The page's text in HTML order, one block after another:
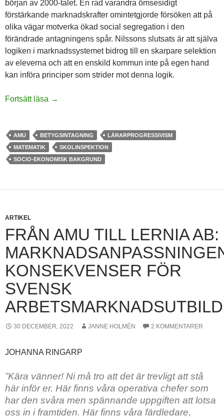
början av 2000-talet. En rad varandra ömsesidigt
förstärkande marknadskrafter omintetgjorde försöken att på
olika vägar motverka ökad social segregation i den
förändrade antagningens spår. Nilssons slutsats är att själva
logiken i marknadssystemet bidrog till en skarpare selektion
av eleverna och att en enskild kommun inte på egen hand
kan införa principer som strider mot denna logik.
Fortsätt läsa Inledning
→
AMU BETYGSINTAGNING
LÄRARPROGRESSIVISM
MATEMATIK
SKOLINSPEKTION
SOCIO-EKONOMISK BAKGRUND
ARTIKEL
FRÅN AMU TILL LERNIA AB:
KONSEKVENSER FÖR
SVENSK
30 DECEMBER, 2022 JANNE HOLMÉN 2 KOMMENTARER
JOHANNA RINGARP
”Kära vänner! Ni må tro att det är trevligt att stå
här inför er. Här finns våra operativa chefer som
har den svåra men spännande uppgiften att lotsa
oss in i framtiden. Här finns våra färdledare,